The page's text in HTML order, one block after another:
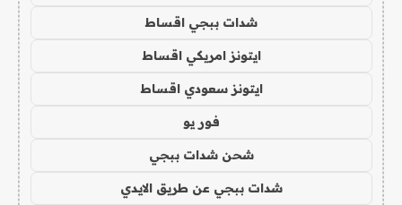
شدات ببجي اقساط
ايتونز امريكي اقساط
ايتونز سعودي اقساط
فور يو
شحن شدات ببجي
شدات ببجي عن طريق الايدي